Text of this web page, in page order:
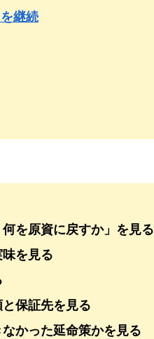
継続
を原資に戻すか」を見る
を見る
保証先を見る
かった延命策かを見る